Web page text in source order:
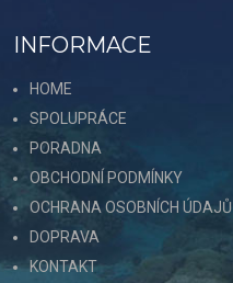
INFORMACE
HOME
SPOLUPRÁCE
PORADNA
OBCHODNÍ PODMÍNKY
OCHRANA OSOBNÍCH ÚDAJŮ
DOPRAVA
KONTAKT